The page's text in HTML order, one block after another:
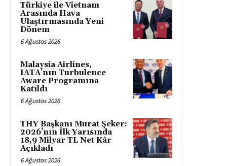
Türkiye ile Vietnam
Arasında Hava
Ulaştırmasında Yeni
Dönem
6 Ağustos 2026
Malaysia Airlines,
IATA’nın Turbulence
Aware Programına
Katıldı
6 Ağustos 2026
THY Başkanı Murat Şeker:
2026’nın İlk Yarısında
18,9 Milyar TL Net Kâr
Açıkladı
6 Ağustos 2026